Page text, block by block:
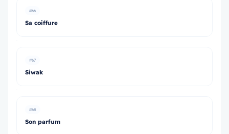
#66
Sa coiffure
#67
Siwak
#68
Son parfum